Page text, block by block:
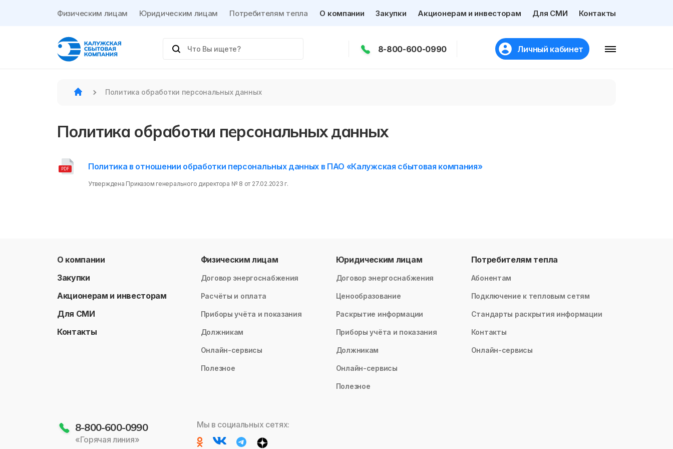
Физическим лицам Юридическим лицам Потребителям тепла О компании Закупки Акционерам и инвесторам Для СМИ Контакты
8-800-600-0990 Личный кабинет
Политика обработки персональных данных
Политика обработки персональных данных
PDF Политика в отношении обработки персональных данных в ПАО «Калужская сбытовая компания»
Утверждена Приказом генерального директора № 8 от 27.02.2023 г.
О компании
Закупки
Акционерам и инвесторам
Для СМИ
Контакты
Физическим лицам
Договор энергоснабжения
Расчёты и оплата
Приборы учёта и показания
Должникам
Онлайн-сервисы
Полезное
Юридическим лицам
Договор энергоснабжения
Ценообразование
Раскрытие информации
Приборы учёта и показания
Должникам
Онлайн-сервисы
Полезное
Потребителям тепла
Абонентам
Подключение к тепловым сетям
Стандарты раскрытия информации
Контакты
Онлайн-сервисы
8-800-600-0990
«Горячая линия»
Мы в социальных сетях: